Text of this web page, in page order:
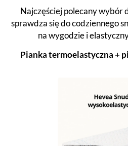
Najczęściej polecany wybór
sprawdza się do codziennego
na wygodzie i
Pianka termoelastyczna +